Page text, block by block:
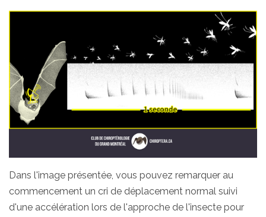
Dans l'image présentée, vous pouvez remarquer au
commencement un cri de déplacement normal suivi
d'une accélération lors de l'approche de l'insecte pour